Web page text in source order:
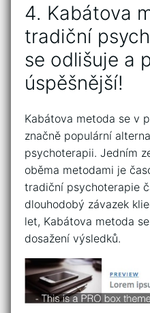
4. Kabátova
tradiční
se odlišuje ⁤a
‌úspěšnější!
Kabátova metoda ⁣se v
značně populární
psychoterapii. Jedním⁢
oběma metodami je
tradiční psychoterapie
‌dlouhodobý závazek
let, Kabátova metoda
dosažení‍ výsledků.